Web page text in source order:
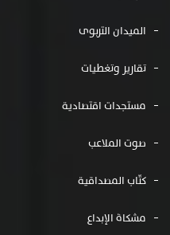
الميدان التربوى
تقارير وتغطيات
مستجدات اقتصادية
صوت الملاعب
كتّاب المصداقية
مشكاة الإبداع